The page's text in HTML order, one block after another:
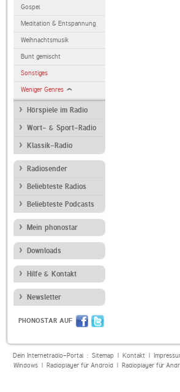
Gospel
Meditation & Entspannung
Weihnachtsmusik
Bunt gemischt
Sonstiges
Weniger Genres
Hörspiele im Radio
Wort- & Sport-Radio
Klassik-Radio
Radiosender
Beliebteste Radios
Beliebteste Podcasts
Mein phonostar
Downloads
Hilfe & Kontakt
Newsletter
PHONOSTAR AUF
Dein Internetradio-Portal : Sitemap| Kontakt|
Windows| Radioplayer für Android| Radioplayer für